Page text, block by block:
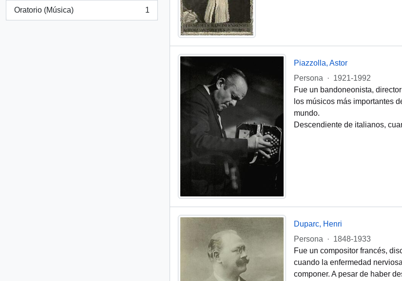
Oratorio (Música)
, 1 resultados
1
Piazzolla, Astor
Persona
· 1921-1992
Fue un bandoneonista,
los músicos más importantes
mundo.
Descendiente de italianos,
Duparc, Henri
Persona
· 1848-1933
Fue un compositor francés,
cuando la enfermedad
componer. A pesar de haber